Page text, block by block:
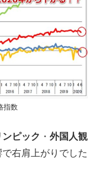
指数
ピック ・ 外国人観
右肩上がりでした